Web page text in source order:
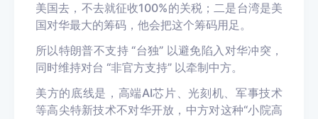
美国去，不去就征收100%的关税；二是台湾是美
国对华最大的筹码，他会把这个筹码用足。
所以特朗普不支持 “台独” 以避免陷入对华冲突，
同时维持对台 “非官方支持” 以牵制中方。
美方的底线是，高端AI芯片、光刻机、军事技术
等高尖特新技术不对华开放，中方对这种“小院高